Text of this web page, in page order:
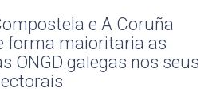
e A Coruña
forma maioritaria as
ONGD galegas nos seus